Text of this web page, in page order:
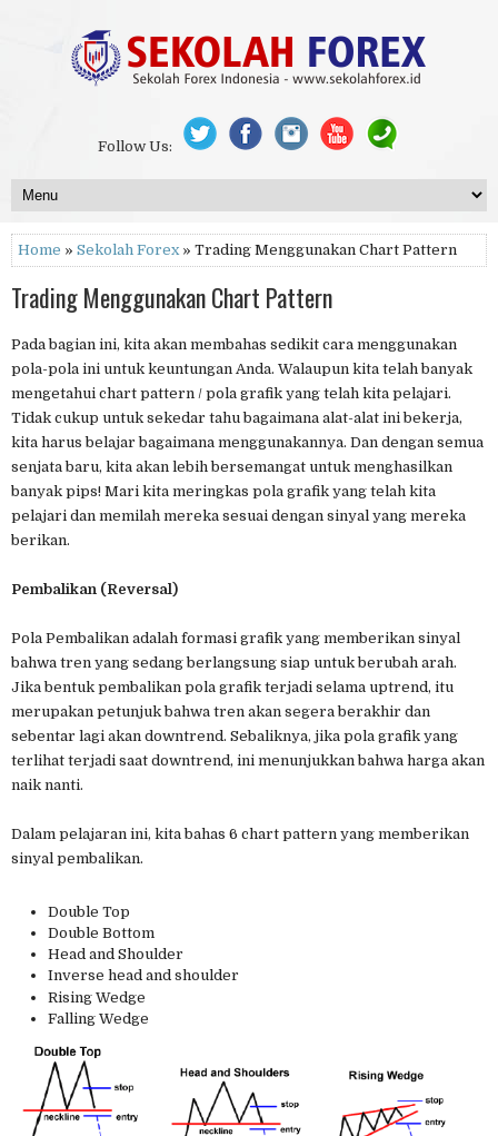
Follow Us:
Home » Sekolah Forex» Trading Menggunakan Chart Pattern
Trading Menggunakan Chart Pattern
Pada bagian ini, kita akan membahas sedikit cara menggunakan
pola-pola ini untuk keuntungan Anda. Walaupun kita telah banyak
mengetahui chart pattern / pola grafik yang telah kita pelajari.
Tidak cukup untuk sekedar tahu bagaimana alat-alat ini bekerja,
kita harus belajar bagaimana menggunakannya. Dan dengan semua
senjata baru, kita akan lebih bersemangat untuk menghasilkan
banyak pips! Mari kita meringkas pola grafik yang telah kita
pelajari dan memilah mereka sesuai dengan sinyal yang mereka
berikan.
Pembalikan (Reversal)
Pola Pembalikan adalah formasi grafik yang memberikan sinyal
bahwa tren yang sedang berlangsung siap untuk berubah arah.
Jika bentuk pembalikan pola grafik terjadi selama uptrend, itu
merupakan petunjuk bahwa tren akan segera berakhir dan
sebentar lagi akan downtrend. Sebaliknya, jika pola grafik yang
terlihat terjadi saat downtrend, ini menunjukkan bahwa harga akan
naik nanti.
Dalam pelajaran ini, kita bahas 6 chart pattern yang memberikan
sinyal pembalikan.
Double Top
Double Bottom
Head and Shoulder
Inverse head and shoulder
Rising Wedge
Falling Wedge